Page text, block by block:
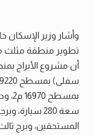
وأشار وزير الإسكان
تطوير منطقة مثلث
أن مشروع الأبراج